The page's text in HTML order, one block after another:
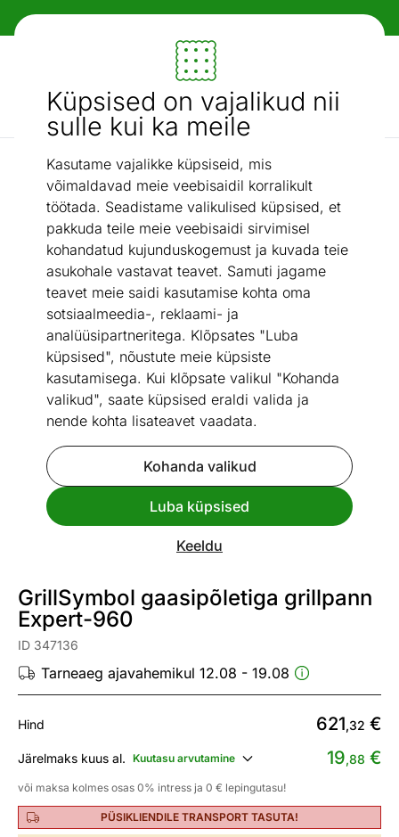
Küpsised on vajalikud nii
sulle kui ka meile
Kasutame vajalikke küpsiseid, mis
võimaldavad meie veebisaidil korralikult
töötada. Seadistame valikulised küpsised, et
pakkuda teile meie veebisaidi sirvimisel
kohandatud kujunduskogemust ja kuvada teie
asukohale vastavat teavet. Samuti jagame
teavet meie saidi kasutamise kohta oma
sotsiaalmeedia-, reklaami- ja
analüüsipartneritega. Klõpsates "Luba
küpsised", nõustute meie küpsiste
kasutamisega. Kui klõpsate valikul "Kohanda
valikud", saate küpsised eraldi valida ja
nende kohta lisateavet vaadata.
Kohanda valikud
Luba küpsised
Keeldu
Paindlikud ja mugavad makseviisid!
Mööbel ja sisustus - ON24
Otsi...
AI otsing
Grillpannid / GrillSymbol gaasipõletiga grillpann Expert-960
Vaata sarnaseid
GrillSymbol gaasipõletiga grillpann
Expert-960
ID 347136
Tarneaeg ajavahemikul 12.08 - 19.08
Hind 621,32 €
Järelmaks kuus al. Kuutasu arvutamine 19,88 €
või maksa kolmes osas 0% intress ja 0 € lepingutasu!
PÜSIKLIENDILE TRANSPORT TASUTA!